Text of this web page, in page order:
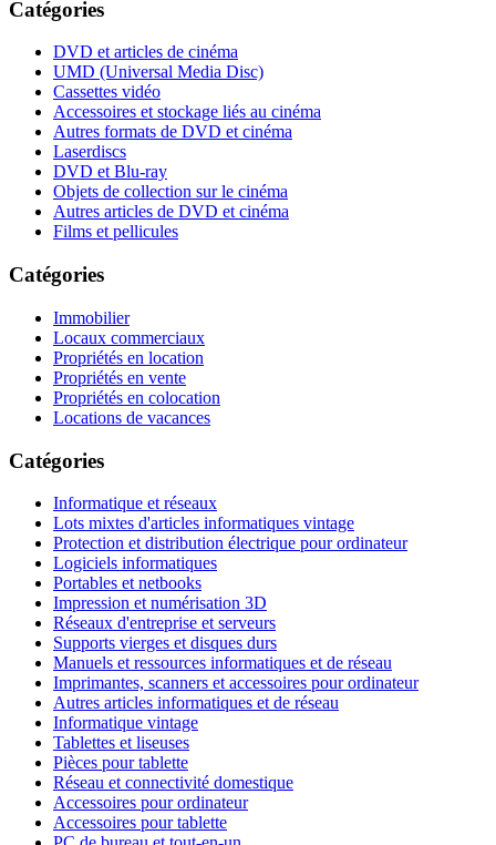
Catégories
DVD et articles de cinéma
UMD (Universal Media Disc)
Cassettes vidéo
Accessoires et stockage liés au cinéma
Autres formats de DVD et cinéma
Laserdiscs
DVD et Blu-ray
Objets de collection sur le cinéma
Autres articles de DVD et cinéma
Films et pellicules
Catégories
Immobilier
Locaux commerciaux
Propriétés en location
Propriétés en vente
Propriétés en colocation
Locations de vacances
Catégories
Informatique et réseaux
Lots mixtes d'articles informatiques vintage
Protection et distribution électrique pour ordinateur
Logiciels informatiques
Portables et netbooks
Impression et numérisation 3D
Réseaux d'entreprise et serveurs
Supports vierges et disques durs
Manuels et ressources informatiques et de réseau
Imprimantes, scanners et accessoires pour ordinateur
Autres articles informatiques et de réseau
Informatique vintage
Tablettes et liseuses
Pièces pour tablette
Réseau et connectivité domestique
Accessoires pour ordinateur
Accessoires pour tablette